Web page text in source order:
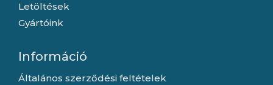
Letöltések
Gyártóink
Információ
Általános szerződési feltételek